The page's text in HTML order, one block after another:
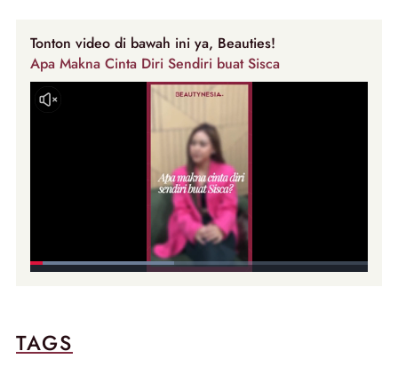
Tonton video di bawah ini ya, Beauties!
Apa Makna Cinta Diri Sendiri buat Sisca
TAGS